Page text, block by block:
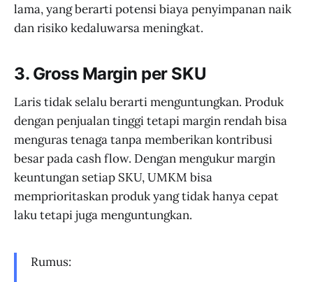
lama, yang berarti potensi biaya penyimpanan naik
dan risiko kedaluwarsa meningkat.
3. Gross Margin per SKU
Laris tidak selalu berarti menguntungkan. Produk
dengan penjualan tinggi tetapi margin rendah bisa
menguras tenaga tanpa memberikan kontribusi
besar pada cash flow. Dengan mengukur margin
keuntungan setiap SKU, UMKM bisa
memprioritaskan produk yang tidak hanya cepat
laku tetapi juga menguntungkan.
Rumus: